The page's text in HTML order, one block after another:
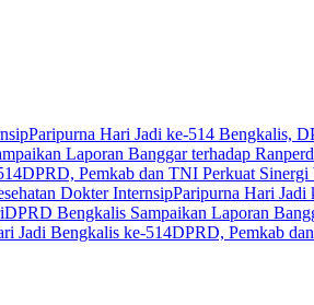
Paripurna Hari Jadi ke-514 Bengkalis,
Laporan Banggar terhadap
DPRD, Pemkab dan TNI Perkuat Sinergi
Dokter InternsipParipurna Hari
DPRD Bengkalis Sampaikan Laporan
Jadi Bengkalis ke-514DPRD, Pemkab